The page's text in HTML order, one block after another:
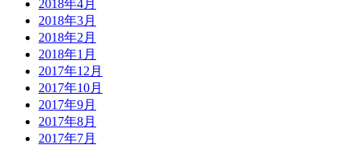
2018年4月
2018年3月
2018年2月
2018年1月
2017年12月
2017年10月
2017年9月
2017年8月
2017年7月